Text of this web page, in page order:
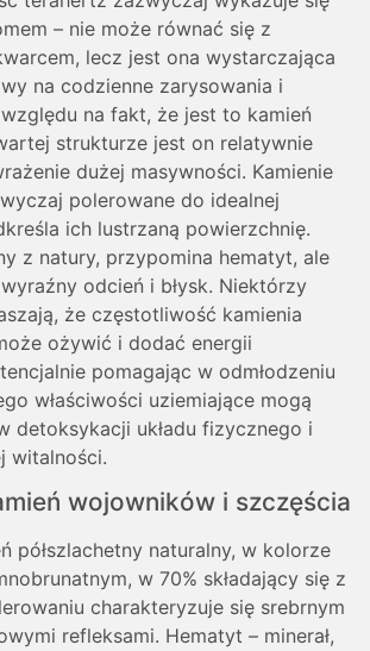
– nie może równać się z
lecz jest ona wystarczająca
na codzienne zarysowania i
na fakt, że jest to kamień
strukturze jest on relatywnie
dużej masywności. Kamienie
polerowane do idealnej
ich lustrzaną powierzchnię.
z natury, przypomina hematyt, ale
wyraźny odcień i błysk. Niektórzy
że częstotliwość kamienia
ożywić i dodać energii
pomagając w odmłodzeniu
właściwości uziemiające mogą
detoksykacji układu fizycznego i
witalności.
wojowników i szczęścia
półszlachetny naturalny, w kolorze
w 70% składający się z
charakteryzuje się srebrnym
refleksami. Hematyt – minerał,